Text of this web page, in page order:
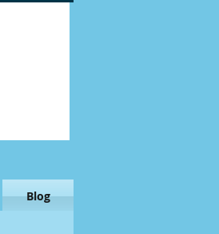
Blog